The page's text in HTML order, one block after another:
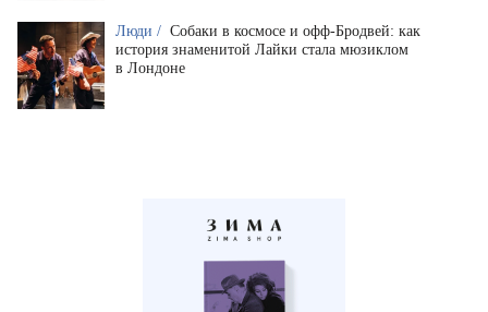
Люди / Собаки в космосе и офф-Бродвей: как
история знаменитой Лайки стала мюзиклом
в Лондоне